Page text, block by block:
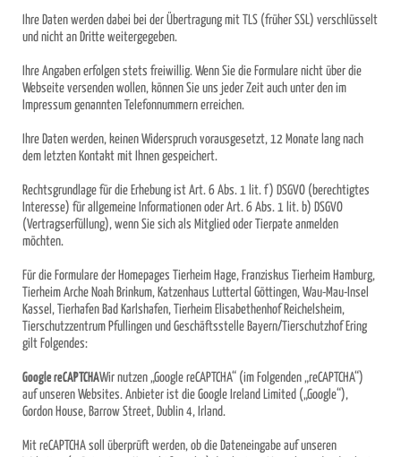
Ihre Daten werden dabei bei der Übertragung mit TLS (früher SSL) verschlüsselt
und nicht an Dritte weitergegeben.
Ihre Angaben erfolgen stets freiwillig. Wenn Sie die Formulare nicht über die
Webseite versenden wollen, können Sie uns jeder Zeit auch unter den im
Impressum genannten Telefonnummern erreichen.
Ihre Daten werden, keinen Widerspruch vorausgesetzt, 12 Monate lang nach
dem letzten Kontakt mit Ihnen gespeichert.
Rechtsgrundlage für die Erhebung ist Art. 6 Abs. 1 lit. f) DSGVO (berechtigtes
Interesse) für allgemeine Informationen oder Art. 6 Abs. 1 lit. b) DSGVO
(Vertragserfüllung), wenn Sie sich als Mitglied oder Tierpate anmelden
möchten.
Für die Formulare der Homepages Tierheim Hage, Franziskus Tierheim Hamburg,
Tierheim Arche Noah Brinkum, Katzenhaus Luttertal Göttingen, Wau-Mau-Insel
Kassel, Tierhafen Bad Karlshafen, Tierheim Elisabethenhof Reichelsheim,
Tierschutzzentrum Pfullingen und Geschäftsstelle Bayern/Tierschutzhof Ering
gilt Folgendes:
Google reCAPTCHAWir nutzen „Google reCAPTCHA“ (im Folgenden „reCAPTCHA“)
auf unseren Websites. Anbieter ist die Google Ireland Limited („Google“),
Gordon House, Barrow Street, Dublin 4, Irland.
Mit reCAPTCHA soll überprüft werden, ob die Dateneingabe auf unseren